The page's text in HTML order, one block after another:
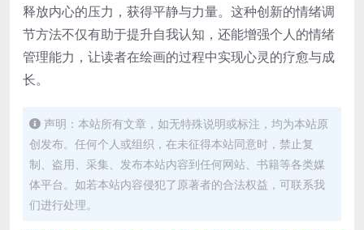
释放内心的压力，获得平静与力量。这种创新的情绪调
节方法不仅有助于提升自我认知，还能增强个人的情绪
管理能力，让读者在绘画的过程中实现心灵的疗愈与成
长。
声明：本站所有文章，如无特殊说明或标注，均为本站原
创发布。任何个人或组织，在未征得本站同意时，禁止复
制、盗用、采集、发布本站内容到任何网站、书籍等各类媒
体平台。如若本站内容侵犯了原著者的合法权益，可联系我
们进行处理。